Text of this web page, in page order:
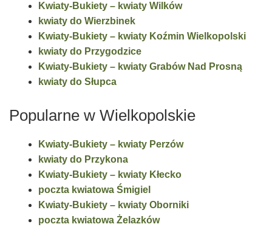
Kwiaty-Bukiety – kwiaty Wilków
kwiaty do Wierzbinek
Kwiaty-Bukiety – kwiaty Koźmin Wielkopolski
kwiaty do Przygodzice
Kwiaty-Bukiety – kwiaty Grabów Nad Prosną
kwiaty do Słupca
Popularne w Wielkopolskie
Kwiaty-Bukiety – kwiaty Perzów
kwiaty do Przykona
Kwiaty-Bukiety – kwiaty Kłecko
poczta kwiatowa Śmigiel
Kwiaty-Bukiety – kwiaty Oborniki
poczta kwiatowa Żelazków